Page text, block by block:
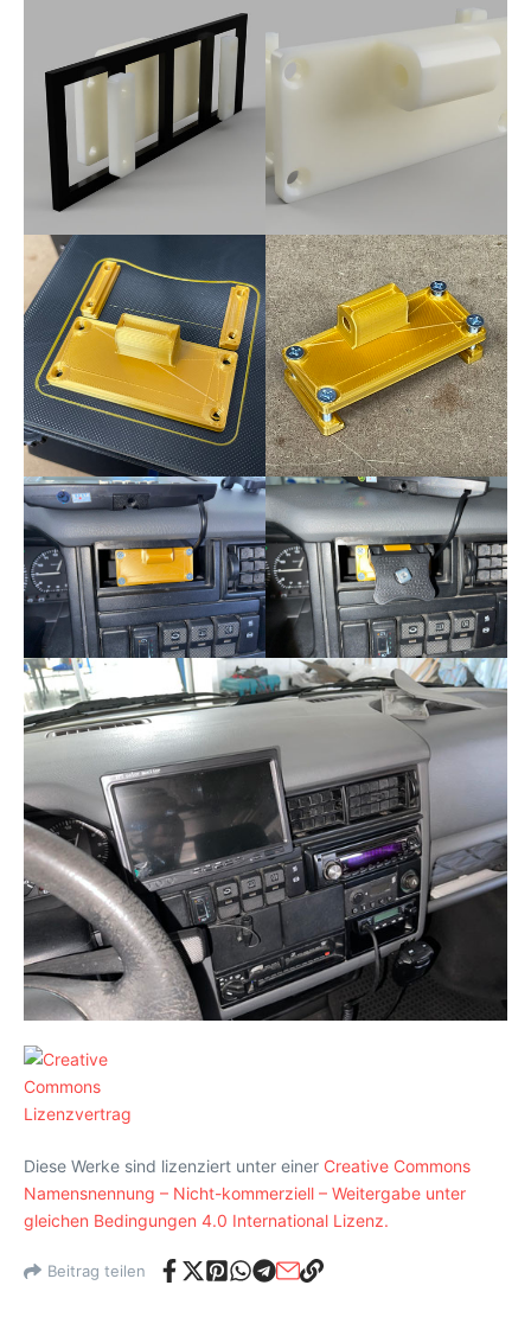
Diese Werke sind lizenziert unter einer Creative Commons
Namensnennung – Nicht-kommerziell – Weitergabe unter
gleichen Bedingungen 4.0 International Lizenz.
Beitrag teilen